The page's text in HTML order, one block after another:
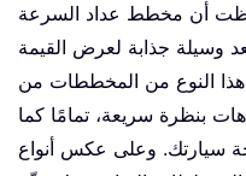
أن مخطط عداد السرعة
وسيلة جذابة لعرض القيمة
النوع من المخططات من
بنظرة سريعة، تمامًا كما
سيارتك. وعلى عكس أنواع